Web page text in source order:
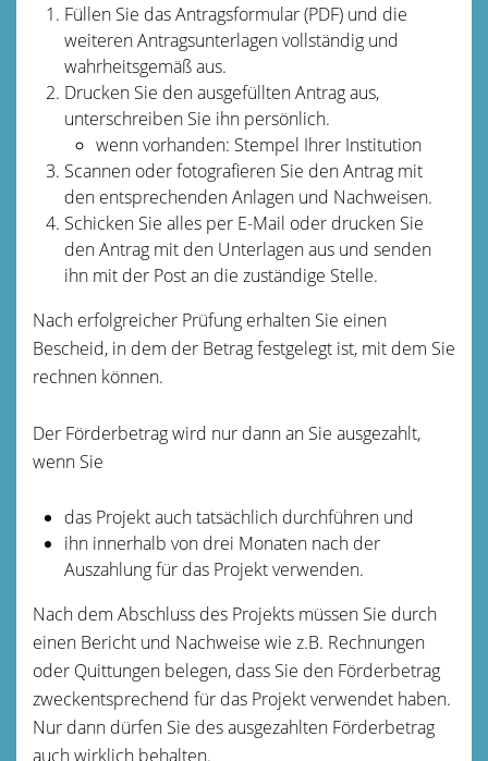
Füllen Sie das Antragsformular (PDF) und die
weiteren Antragsunterlagen vollständig und
wahrheitsgemäß aus.
Drucken Sie den ausgefüllten Antrag aus,
unterschreiben Sie ihn persönlich.
wenn vorhanden: Stempel Ihrer Institution
Scannen oder fotografieren Sie den Antrag mit
den entsprechenden Anlagen und Nachweisen.
Schicken Sie alles per E-Mail oder drucken Sie
den Antrag mit den Unterlagen aus und senden
ihnmit der Post an die zuständige Stelle.
Nach erfolgreicher Prüfung erhalten Sie einen
Bescheid, in dem der Betrag festgelegt ist, mit dem Sie
rechnen können.
Der Förderbetrag wird nur dann an Sie ausgezahlt,
wenn Sie
das Projekt auch tatsächlich durchführen und
ihn innerhalb von drei Monaten nach der
Auszahlung für das Projekt verwenden.
Nach dem Abschluss des Projekts müssen Sie durch
einen Bericht und Nachweise wie z.B. Rechnungen
oder Quittungen belegen, dass Sie den Förderbetrag
zweckentsprechend für das Projekt verwendet haben.
Nur dann dürfen Sie des ausgezahlten Förderbetrag
auch wirklich behalten.